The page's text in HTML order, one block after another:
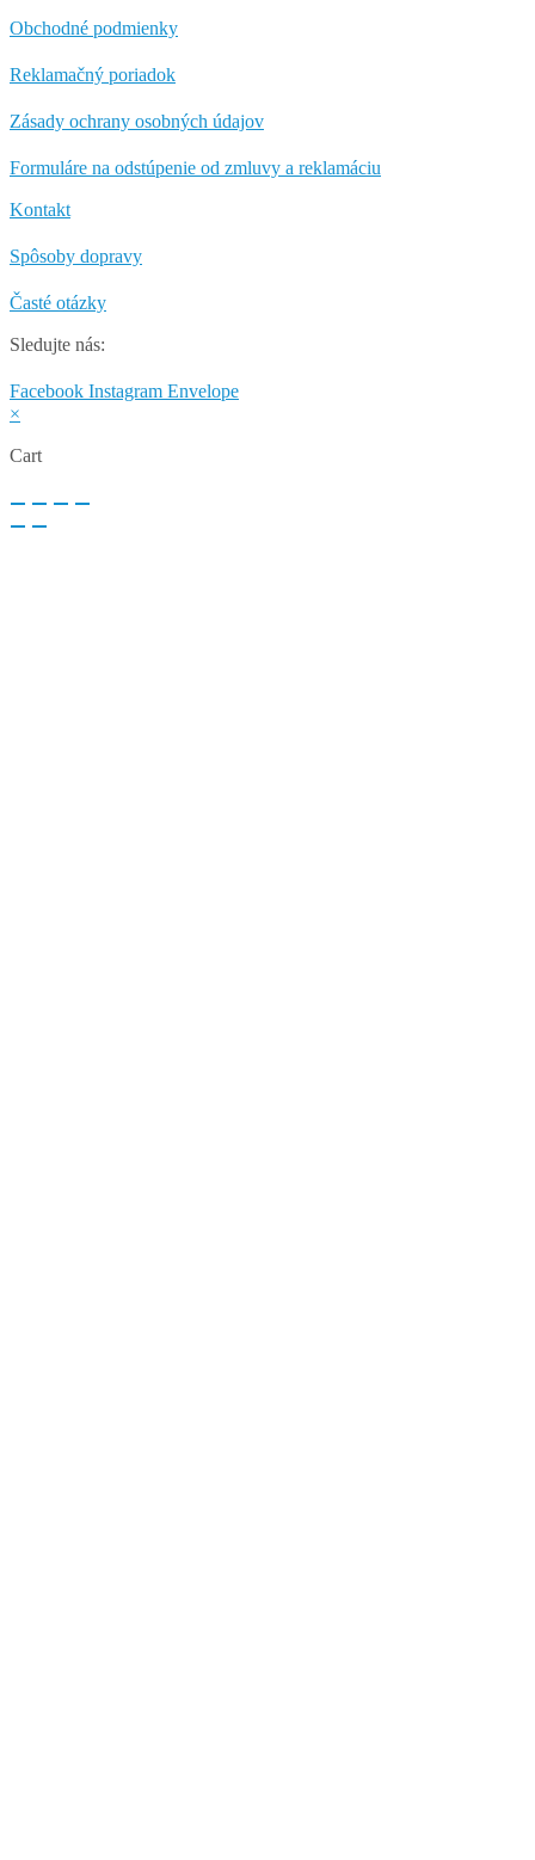
Obchodné podmienky
Reklamačný poriadok
Zásady ochrany osobných údajov
Formuláre na odstúpenie od zmluvy a reklamáciu
Kontakt
Spôsoby dopravy
Časté otázky
Sledujte nás:
Facebook Instagram Envelope
×
Cart